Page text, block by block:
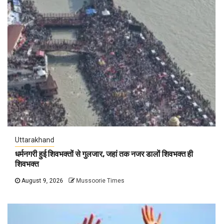
Uttarakhand
धर्मनगरी हुई शिवभक्तों से गुलजार, जहां तक नजर डालों शिवभक्त ही
शिवभक्त
August 9, 2026 Mussoorie Times